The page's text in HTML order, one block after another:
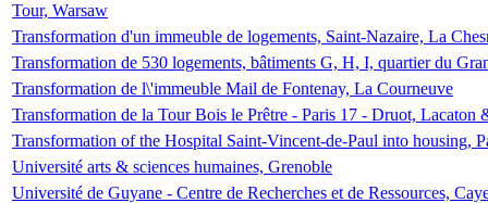
Tour, Warsaw
Transformation d'un immeuble de logements, Saint-Nazaire, La
Transformation de 530 logements, bâtiments G, H, I, quartier du
Transformation de l\'immeuble Mail de Fontenay, La Courneuve
Transformation de la Tour Bois le Prêtre - Paris 17 - Druot, Lacaton
Transformation of the Hospital Saint-Vincent-de-Paul into housing,
Université arts & sciences humaines, Grenoble
Université de Guyane - Centre de Recherches et de Ressources,